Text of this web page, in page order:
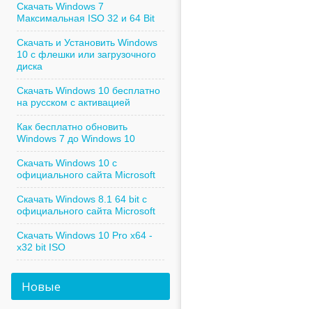
Скачать Windows 7
Максимальная ISO 32 и 64 Bit
Скачать и Установить Windows
10 с флешки или загрузочного
диска
Скачать Windows 10 бесплатно
на русском с активацией
Как бесплатно обновить
Windows 7 до Windows 10
Скачать Windows 10 с
официального сайта Microsoft
Скачать Windows 8.1 64 bit с
официального сайта Microsoft
Скачать Windows 10 Pro x64 -
x32 bit ISO
Новые